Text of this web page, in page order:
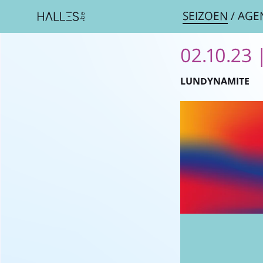
SEIZOEN /
02.10.23
LUNDYNAMITE